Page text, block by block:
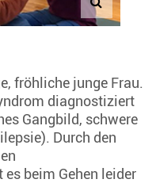
fröhliche junge Frau.
diagnostiziert
Gangbild, schwere
Durch den
beim Gehen leider